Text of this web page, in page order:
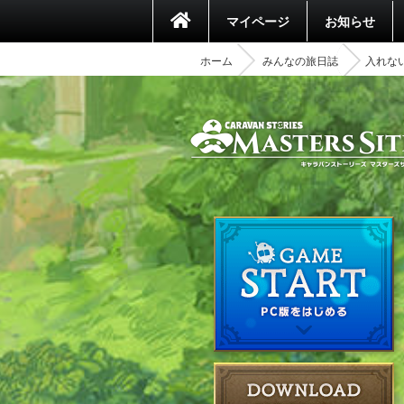
マイページ お知らせ
ホーム みんなの旅日誌 入れな